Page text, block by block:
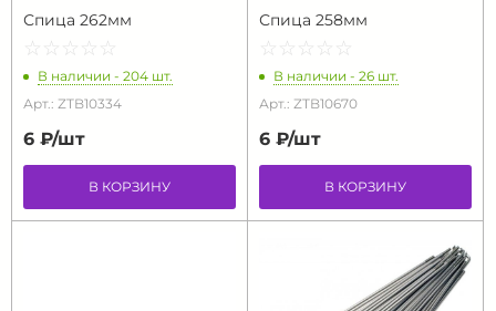
Спица 262мм
☆ ☆ ☆ ☆ ☆
★ ★ ★ ★ ★
В наличии - 204 шт.
Арт.: ZTB10334
6 ₽/шт
В КОРЗИНУ
Спица 258мм
☆ ☆ ☆ ☆ ☆
★ ★ ★ ★ ★
В наличии - 26 шт.
Арт.: ZTB10670
6 ₽/шт
В КОРЗИНУ